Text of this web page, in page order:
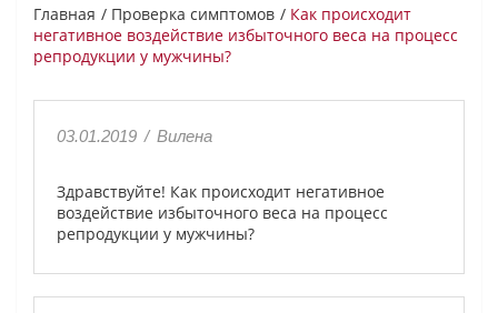
Главная Проверка симптомов
Как происходит
негативное воздействие избыточного веса на процесс
репродукции у мужчины?
03.01.2019 / Вилена
Здравствуйте! Как происходит негативное
воздействие избыточного веса на процесс
репродукции у мужчины?